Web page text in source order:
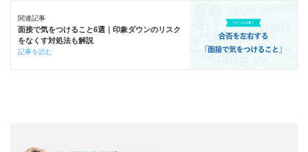
関連記事
面接で気をつけること6選｜印象ダウンのリスク
をなくす対処法も解説
記事を読む